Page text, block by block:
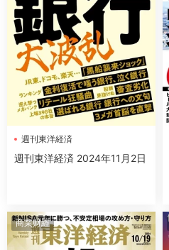
週刊東洋経済
週刊東洋経済 2024年11月2日
商業财經